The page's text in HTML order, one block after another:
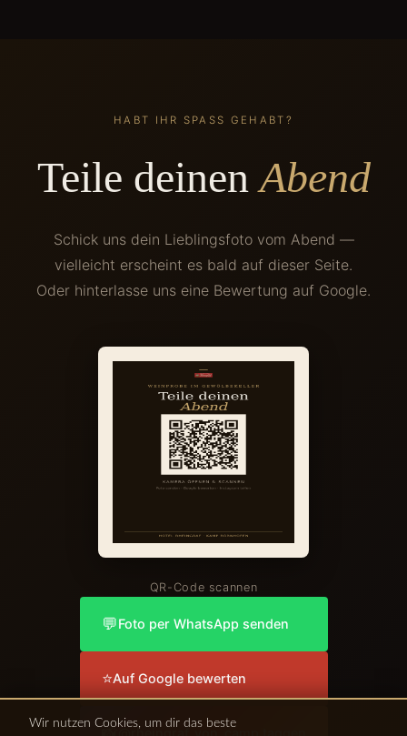
HABT IHR SPASS GEHABT?
Teile deinenAbend
Schick uns dein Lieblingsfoto vom Abend —
vielleicht erscheint es bald auf dieser Seite.
Oder hinterlasse uns eine Bewertung auf Google.
QR-Code scannen
💬Foto per WhatsApp senden
⭐Auf Google bewerten
Wir nutzen Cookies, um dir das beste